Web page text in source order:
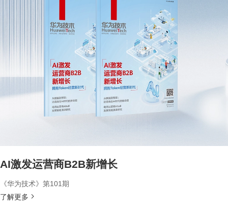
AI激发运营商B2B新增长
《华为技术》第101期
了解更多